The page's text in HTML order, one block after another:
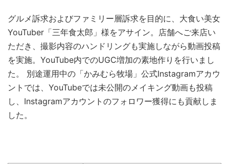
グルメ訴求およびファミリー層訴求を目的に、大食い美女
YouTuber「三年食太郎」様をアサイン。店舗へご来店い
ただき、撮影内容のハンドリングも実施しながら動画投稿
を実施。YouTube内でのUGC増加の素地作りを行いまし
た。 別途運用中の「かみむら牧場」公式Instagramアカウ
ントでは、YouTubeでは未公開のメイキング動画も投稿
し、Instagramアカウントのフォロワー獲得にも貢献しま
した。